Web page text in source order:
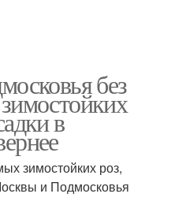
без
в
зимостойких роз,
и Подмосковья